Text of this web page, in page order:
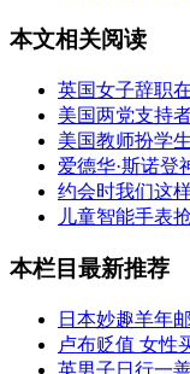
本文相关阅读
英国女子辞职
美国两党支持
美国教师扮学
爱德华·斯诺登
约会时我们这
儿童智能手表
本栏目最新推荐
日本妙趣羊年
卢布贬值 女性
英男子日行一